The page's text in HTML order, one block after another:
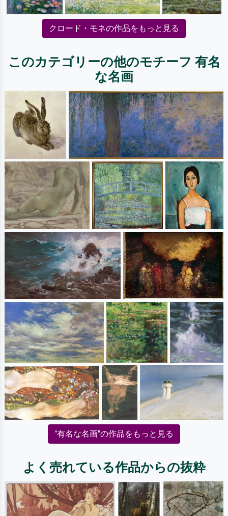
クロード・モネの作品をもっと見る
このカテゴリーの他のモチーフ 有名
な名画
"有名な名画"の作品をもっと見る
よく売れている作品からの抜粋